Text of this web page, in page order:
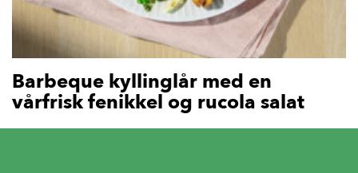
Barbeque kyllinglår med en
vårfrisk fenikkel og rucola salat